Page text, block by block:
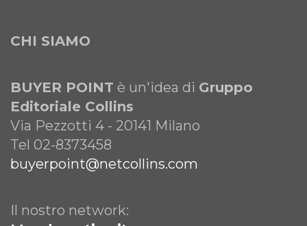
CHI SIAMO
BUYER POINT è un'idea di Gruppo
Editoriale Collins
Via Pezzotti 4 - 20141 Milano
Tel 02-8373458
buyerpoint@netcollins.com
Il nostro network: